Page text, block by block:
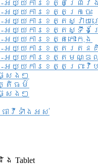
អយ្យការខេត្តព្រៃវែ
អយ្យការខេត្តក្រចេះ
អយ្យការខេត្តស្វាយ
-អយ្យការខេត្តស្ទឹង
អយ្យការខេត្តកោះកុង
-អយ្យការខេត្តរតន
-អយ្យការខេត្តមណ្
អយ្យការខេត្តព្រះវិហ
សេងៗ
តិធម៌
សេងៗ
ាវីទាំងអស់​
Tablet